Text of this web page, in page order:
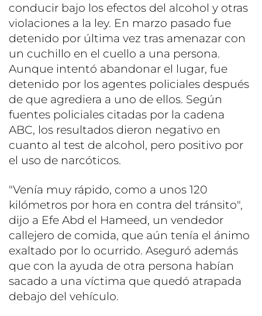
conducir bajo los efectos del alcohol y otras
violaciones a la ley. En marzo pasado fue
detenido por última vez tras amenazar con
un cuchillo en el cuello a una persona.
Aunque intentó abandonar el lugar, fue
detenido por los agentes policiales después
de que agrediera a uno de ellos. Según
fuentes policiales citadas por la cadena
ABC, los resultados dieron negativo en
cuanto al test de alcohol, pero positivo por
el uso de narcóticos.
"Venía muy rápido, como a unos 120
kilómetros por hora en contra del tránsito",
dijo a Efe Abd el Hameed, un vendedor
callejero de comida, que aún tenía el ánimo
exaltado por lo ocurrido. Aseguró además
que con la ayuda de otra persona habían
sacado a una víctima que quedó atrapada
debajo del vehículo.